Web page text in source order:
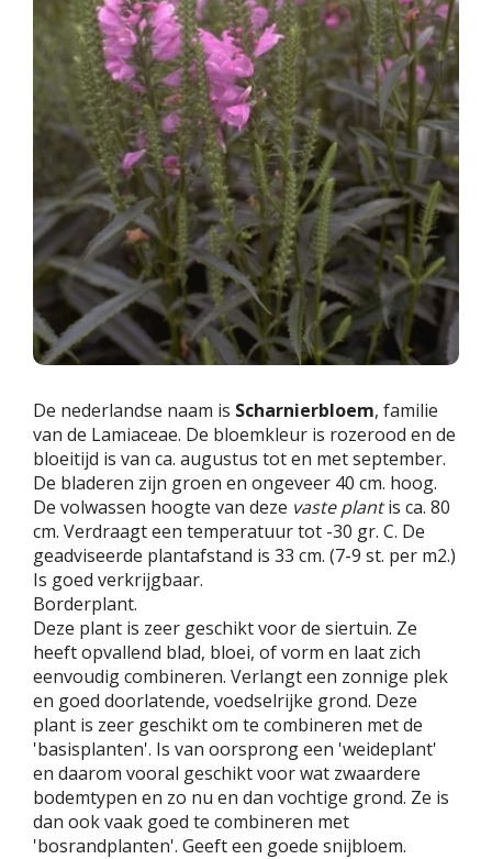
De nederlandse naam is Scharnierbloem, familie
van de Lamiaceae. De bloemkleur is rozerood en de
bloeitijd is van ca. augustus tot en met september.
De bladeren zijn groen en ongeveer 40 cm. hoog.
De volwassen hoogte van deze vaste plantis ca. 80
cm. Verdraagt een temperatuur tot -30 gr. C. De
geadviseerde plantafstand is 33 cm. (7-9 st. per m2.)
Is goed verkrijgbaar.
Borderplant.
Deze plant is zeer geschikt voor de siertuin. Ze
heeft opvallend blad, bloei, of vorm en laat zich
eenvoudig combineren. Verlangt een zonnige plek
en goed doorlatende, voedselrijke grond. Deze
plant is zeer geschikt om te combineren met de
'basisplanten'. Is van oorsprong een 'weideplant'
en daarom vooral geschikt voor wat zwaardere
bodemtypen en zo nu en dan vochtige grond. Ze is
dan ook vaak goed te combineren met
'bosrandplanten'. Geeft een goede snijbloem.